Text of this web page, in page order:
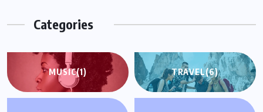
Categories
MUSIC(1) TRAVEL(6)